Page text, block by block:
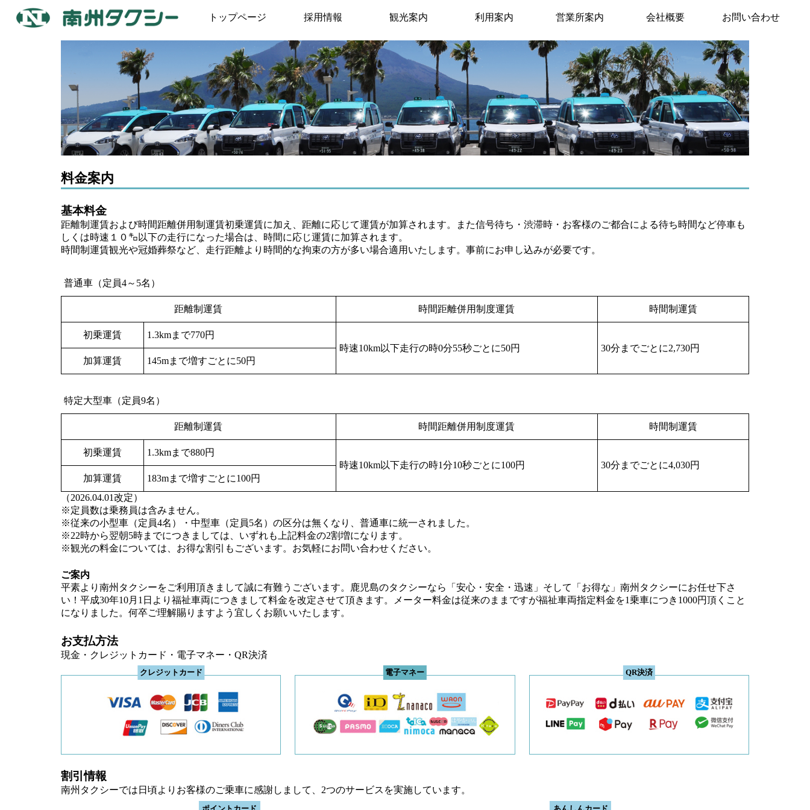
トップページ 採用情報 観光案内 利用案内 営業所案内 会社概要 お問い合わせ
料金案内
基本料金
距離制運賃および時間距離併用制運賃初乗運賃に加え、距離に応じて運賃が加算されます。また信号待ち・渋滞時・お客様のご都合による待ち時間など停車も
しくは時速１０㌔以下の走行になった場合は、時間に応じ運賃に加算されます。
時間制運賃観光や冠婚葬祭など、走行距離より時間的な拘束の方が多い場合適用いたします。事前にお申し込みが必要です。
普通車（定員4～5名）
距離制運賃
初乗運賃
加算運賃
1.3kmまで770円
145mまで増すごとに50円
時間距離併用制度運賃
時速10km以下走行の時0分55秒ごとに50円
時間制運賃
30分までごとに2,730円
特定大型車（定員9名）
距離制運賃
初乗運賃
加算運賃
1.3kmまで880円
183mまで増すごとに100円
時間距離併用制度運賃
時速10km以下走行の時1分10秒ごとに100円
時間制運賃
30分までごとに4,030円
（2026.04.01改定）
※定員数は乗務員は含みません。
※従来の小型車（定員4名）・中型車（定員5名）の区分は無くなり、普通車に統一されました。
※22時から翌朝5時までにつきましては、いずれも上記料金の2割増になります。
※観光の料金については、お得な割引もございます。お気軽にお問い合わせください。
ご案内
平素より南州タクシーをご利用頂きまして誠に有難うございます。鹿児島のタクシーなら「安心・安全・迅速」そして「お得な」南州タクシーにお任せ下さ
い！平成30年10月1日より福祉車両につきまして料金を改定させて頂きます。メーター料金は従来のままですが福祉車両指定料金を1乗車につき1000円頂くこと
になりました。何卒ご理解賜りますよう宜しくお願いいたします。
お支払方法
現金・クレジットカード・電子マネー・QR決済
割引情報
南州タクシーでは日頃よりお客様のご乗車に感謝しまして、2つのサービスを実施しています。